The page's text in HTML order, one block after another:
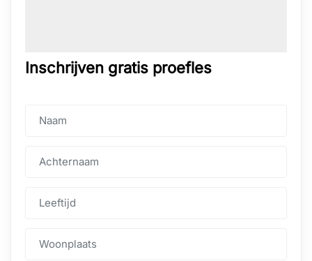
Inschrijven gratis proefles